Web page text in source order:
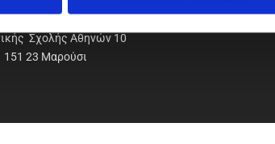
Α.Ε.Ε.
Σχολής Αθηνών 10
151 23 Μαρούσι